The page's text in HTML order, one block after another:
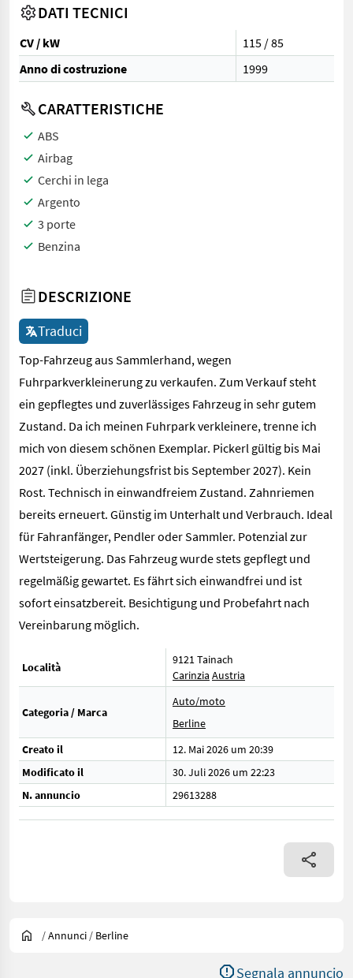
DATI TECNICI
CV / kW
115 / 85
Anno di costruzione
1999
CARATTERISTICHE
ABS
Airbag
Cerchi in lega
Argento
3 porte
Benzina
DESCRIZIONE
Traduci
Top-Fahrzeug aus Sammlerhand, wegen
Fuhrparkverkleinerung zu verkaufen. Zum Verkauf steht
ein gepflegtes und zuverlässiges Fahrzeug in sehr gutem
Zustand. Da ich meinen Fuhrpark verkleinere, trenne ich
mich von diesem schönen Exemplar. Pickerl gültig bis Mai
2027 (inkl. Überziehungsfrist bis September 2027). Kein
Rost. Technisch in einwandfreiem Zustand. Zahnriemen
bereits erneuert. Günstig im Unterhalt und Verbrauch. Ideal
für Fahranfänger, Pendler oder Sammler. Potenzial zur
Wertsteigerung. Das Fahrzeug wurde stets gepflegt und
regelmäßig gewartet. Es fährt sich einwandfrei und ist
sofort einsatzbereit. Besichtigung und Probefahrt nach
Vereinbarung möglich.
Località
9121 Tainach
Carinzia Austria
Categoria / Marca
Auto/moto
Berline
Creato il
12. Mai 2026 um 20:39
Modificato il
30. Juli 2026 um 22:23
N. annuncio
29613288
/Annunci / Berline
Segnala annuncio